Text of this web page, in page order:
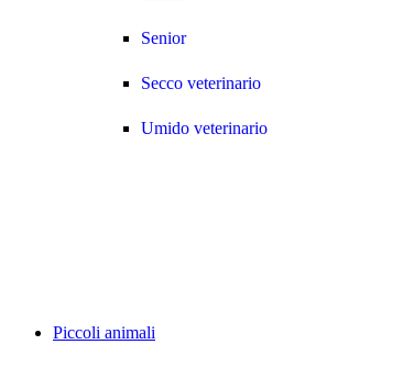
Senior
Secco veterinario
Umido veterinario
Piccoli animali